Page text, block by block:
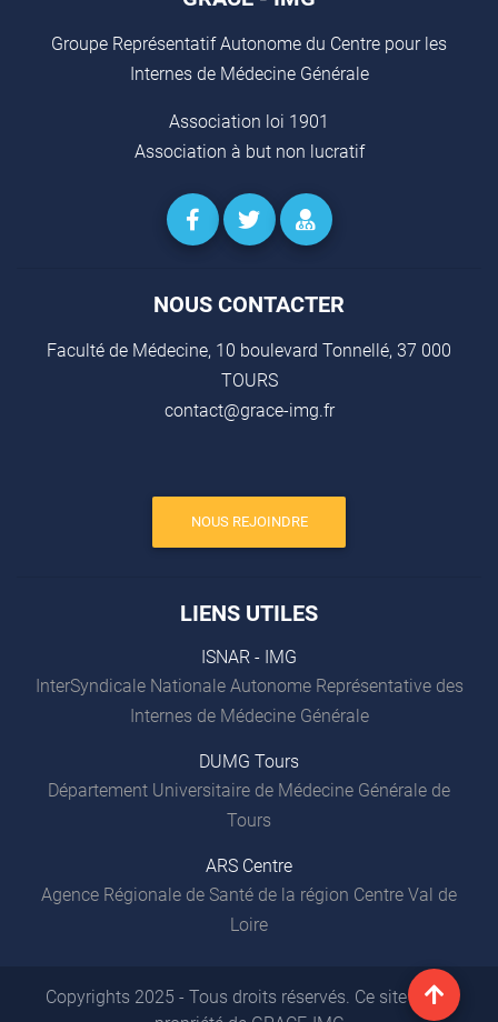
Groupe Représentatif Autonome du Centre pour les
Internes de Médecine Générale
Association loi 1901
Association à but non lucratif
NOUS CONTACTER
Faculté de Médecine, 10 boulevard Tonnellé, 37 000
TOURS
contact@grace-img.fr
NOUS REJOINDRE
LIENS UTILES
ISNAR - IMG
InterSyndicale Nationale Autonome Représentative des
Internes de Médecine Générale
DUMG Tours
Département Universitaire de Médecine Générale de
Tours
ARS Centre
Agence Régionale de Santé de la région Centre Val de
Loire
Copyrights 2025 - Tous droits réservés. Ce site est la